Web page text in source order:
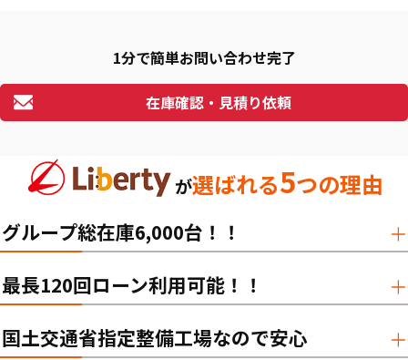
1分で簡単お問い合わせ完了
在庫確認・見積り依頼
が選ばれる5つの理由
グループ総在庫6,000台！！
最長120回ローン利用可能！！
国土交通省指定整備工場なので安心